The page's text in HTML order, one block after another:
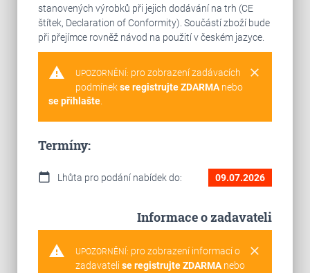
stanovených výrobků při jejich dodávání na trh (CE
štítek, Declaration of Conformity). Součástí zboží bude
při přejímce rovněž návod na použití v českém jazyce.
warning clear
UPOZORNĚNÍ: pro zobrazení zadávacích
podmínekse registrujte ZDARMAnebo
se přihlašte.
Termíny:
calendar_today Lhůta pro podání nabídek do: 09.07.2026
Informace o zadavateli
warning clear
UPOZORNĚNÍ: pro zobrazení informací o
zadavateli se registrujte ZDARMAnebo